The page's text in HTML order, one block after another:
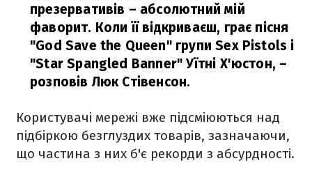
презервативів – абсолютний мій
фаворит. Коли її відкриваєш, грає пісня
"God Save the Queen" групи Sex Pistols і
"Star Spangled Banner" Уїтні Х'юстон, –
розповів Люк Стівенсон.
Користувачі мережі вже підсміюються над
підбіркою безглуздих товарів, зазначаючи,
що частина з них б'є рекорди з абсурдності.